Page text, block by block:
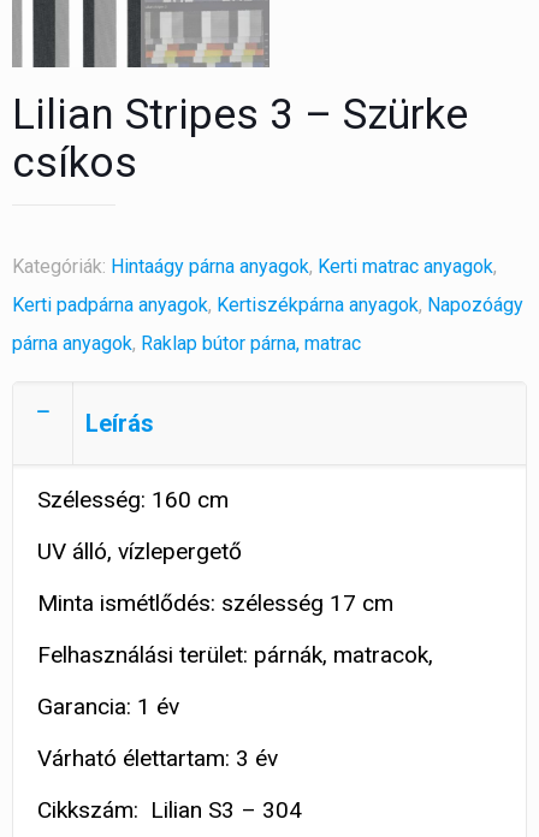
Lilian Stripes 3 – Szürke
csíkos
Kategóriák: Hintaágy párna anyagok, Kerti matrac anyagok,
Kerti padpárna anyagok, Kertiszékpárna anyagok, Napozóágy
párna anyagok, Raklap bútor párna, matrac
Leírás
Szélesség: 160 cm
UV álló, vízlepergető
Minta ismétlődés: szélesség 17 cm
Felhasználási terület: párnák, matracok,
Garancia: 1 év
Várható élettartam: 3 év
Cikkszám: Lilian S3 – 304